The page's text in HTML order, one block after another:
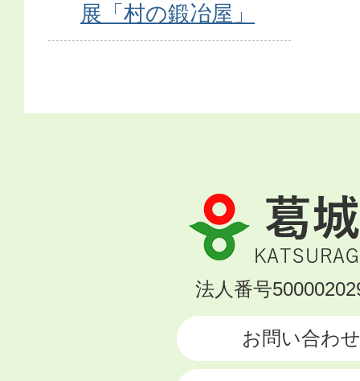
展「村の鍛冶屋」
葛
城
市
KATSURAGI
法人番号
お問い合わせ